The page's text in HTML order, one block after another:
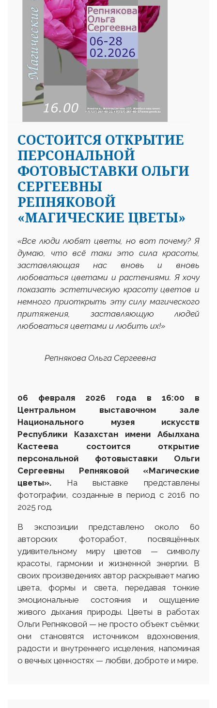
СОСТОИТСЯ ОТКРЫТИЕ
ПЕРСОНАЛЬНОЙ
ФОТОВЫСТАВКИ ОЛЬГИ
СЕРГЕЕВНЫ
РЕПНЯКОВОЙ
«МАГИЧЕСКИЕ ЦВЕТЫ»
«Все люди любят цветы, но вот почему? Я
думаю,
что всё таки это сила красоты,
заставляющая нас вновь и вновь
любоваться цветами и растениями. Я хочу
показать эстетическую красоту цветов и
немного приоткрыть эту силу магического
притяжения, заставляющую людей
любоваться цветами и любить их!»
Репнякова Ольга Сергеевна
06 февраля 2026 года в 16:00 в
Центральном выставочном зале
Национального музея искусств
Республики Казахстан имени Абылхана
Кастеева состоится открытие
персональной фотовыставки Ольги
Сергеевны Репняковой «Магические
цветы». На выставке представлены
фотографии, созданные в период с 2016 по
2025 год.
В экспозиции представлено около 60
авторских фоторабот, посвящённых
удивительному миру цветов — символу
красоты, гармонии и жизненной энергии. В
своих произведениях автор раскрывает магию
цвета, формы и света, передавая тонкие
эмоциональные состояния и ощущение
живого дыхания природы. Цветы в работах
Ольги Репняковой — не просто объект съёмки;
они становятся источником вдохновения,
радости и внутреннего исцеления, напоминая
о вечных ценностях — любви, доброте и мире.